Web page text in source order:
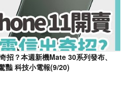
？本週新機Mate 30系列發布、
豔 科技小電報(9/20)